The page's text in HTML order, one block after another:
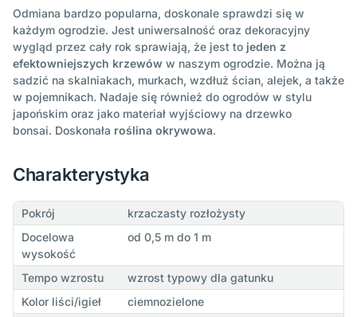
Odmiana bardzo popularna, doskonale sprawdzi się w
każdym ogrodzie. Jest uniwersalność oraz dekoracyjny
wygląd przez cały rok sprawiają, że jest to jeden z
efektowniejszych krzewów w naszym ogrodzie. Można ją
sadzić na skalniakach, murkach, wzdłuż ścian, alejek, a także
w pojemnikach. Nadaje się również do ogrodów w stylu
japońskim oraz jako materiał wyjściowy na drzewko
bonsai. Doskonała roślina okrywowa.
Charakterystyka
Pokrój
krzaczasty rozłożysty
Docelowa
wysokość
od 0,5 m do 1 m
Tempo wzrostu
wzrost typowy dla gatunku
Kolor liści/igieł
ciemnozielone